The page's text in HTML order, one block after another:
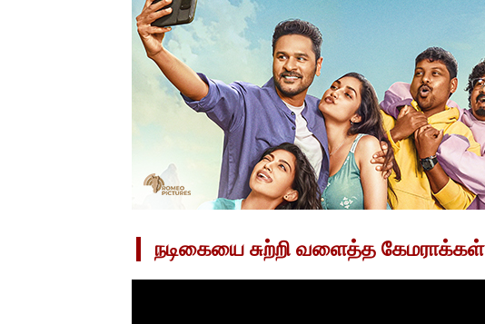
நடிகையை சுற்றி வளைத்த கேமராக்கள்